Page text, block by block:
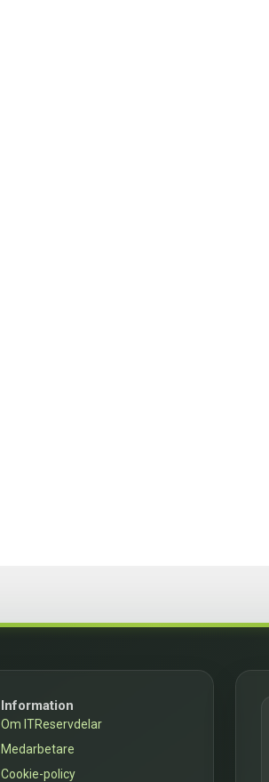
Information
Om ITReservdelar
Medarbetare
Cookie-policy